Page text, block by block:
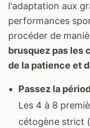
l'adaptation aux
performances
procéder de
brusquez pas les
de la patience et
Passez la
Les 4 à 8
cétogène strict